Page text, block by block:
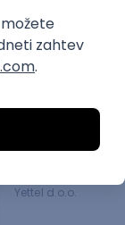
KICKSTART -
Yettel d.o.o.